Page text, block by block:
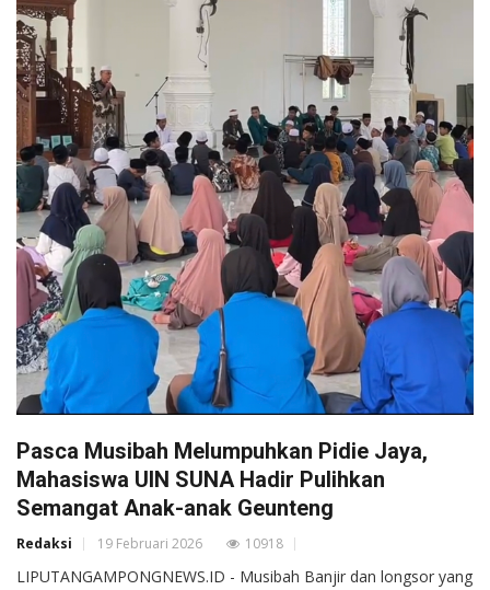
Pasca Musibah Melumpuhkan Pidie Jaya,
Mahasiswa UIN SUNA Hadir Pulihkan
Semangat Anak-anak Geunteng
Redaksi 19 Februari 2026 10918
LIPUTANGAMPONGNEWS.ID - Musibah Banjir dan longsor yang